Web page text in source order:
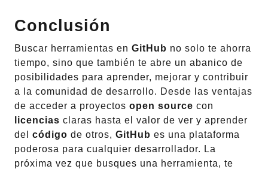
Conclusión
Buscar herramientas en GitHub no solo te ahorra
tiempo, sino que también te abre un abanico de
posibilidades para aprender, mejorar y contribuir
a la comunidad de desarrollo. Desde las ventajas
de acceder a proyectos open source con
licencias claras hasta el valor de ver y aprender
del código de otros, GitHub es una plataforma
poderosa para cualquier desarrollador. La
próxima vez que busques una herramienta, te